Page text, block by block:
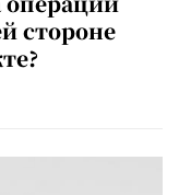
стороне